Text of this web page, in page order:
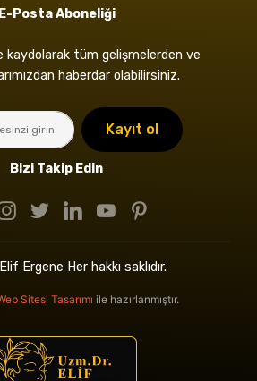
E-Posta Aboneliği
kaydolarak tüm gelişmelerden ve
haberdar olabilirsiniz.
Kayıt ol
Bizi Takip Edin
Ergene Her hakkı saklıdır.
Sitesi Tasarımı ile hazırlanmıştır.